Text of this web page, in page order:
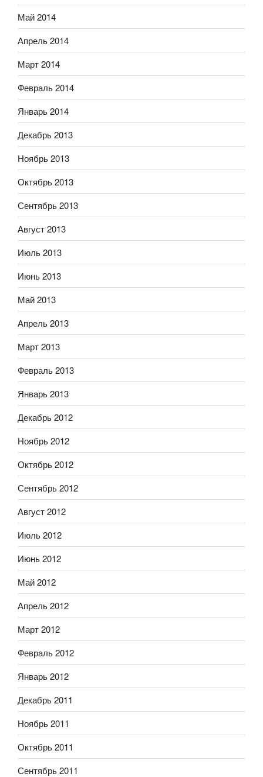
Май 2014
Апрель 2014
Март 2014
Февраль 2014
Январь 2014
Декабрь 2013
Ноябрь 2013
Октябрь 2013
Сентябрь 2013
Август 2013
Июль 2013
Июнь 2013
Май 2013
Апрель 2013
Март 2013
Февраль 2013
Январь 2013
Декабрь 2012
Ноябрь 2012
Октябрь 2012
Сентябрь 2012
Август 2012
Июль 2012
Июнь 2012
Май 2012
Апрель 2012
Март 2012
Февраль 2012
Январь 2012
Декабрь 2011
Ноябрь 2011
Октябрь 2011
Сентябрь 2011